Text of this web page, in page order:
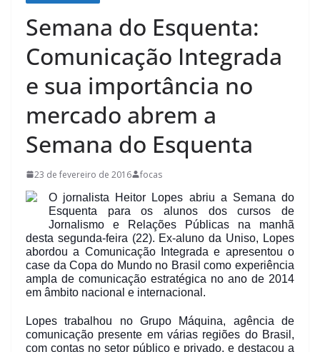
Semana do Esquenta:
Comunicação Integrada
e sua importância no
mercado abrem a
Semana do Esquenta
23 de fevereiro de 2016
focas
O jornalista Heitor Lopes abriu a Semana do
Esquenta para os alunos dos cursos de
Jornalismo e Relações Públicas na manhã
desta segunda-feira (22). Ex-aluno da Uniso, Lopes
abordou a Comunicação Integrada e apresentou o
case da Copa do Mundo no Brasil como experiência
ampla de comunicação estratégica no ano de 2014
em âmbito nacional e internacional.
Lopes trabalhou no Grupo Máquina, agência de
comunicação presente em várias regiões do Brasil,
com contas no setor público e privado, e destacou a